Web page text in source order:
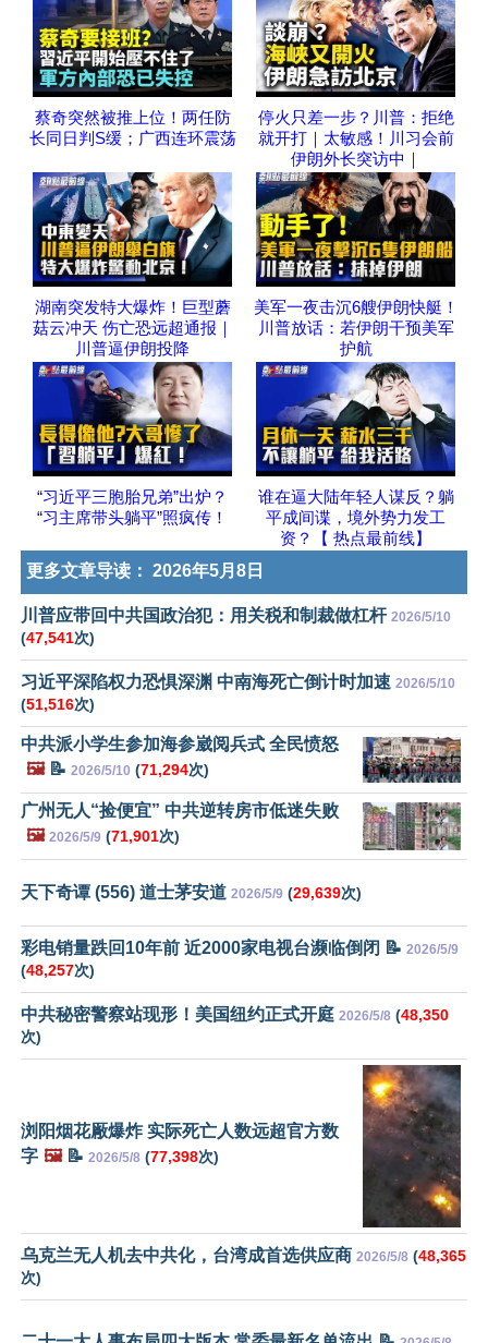
蔡奇突然被推上位！两任防
长同日判S缓；广西连环震荡
停火只差一步？川普：拒绝
就开打｜太敏感！川习会前
伊朗外长突访中｜
湖南突发特大爆炸！巨型蘑
菇云冲天 伤亡恐远超通报｜
川普逼伊朗投降
美军一夜击沉6艘伊朗快艇！
川普放话：若伊朗干预美军
护航
“习近平三胞胎兄弟”出炉？
“习主席带头躺平”照疯传！
谁在逼大陆年轻人谋反？躺
平成间谍，境外势力发工
资？【 热点最前线】
更多文章导读： 2026年5月8日
川普应带回中共国政治犯：用关税和制裁做杠杆 2026/5/10
(47,541次)
习近平深陷权力恐惧深渊 中南海死亡倒计时加速 2026/5/10
(51,516次)
中共派小学生参加海参崴阅兵式 全民愤怒
🖼️📝 2026/5/10 (71,294次)
广州无人“捡便宜” 中共逆转房市低迷失败
🖼️ 2026/5/9 (71,901次)
天下奇谭 (556) 道士茅安道 2026/5/9 (29,639次)
彩电销量跌回10年前 近2000家电视台濒临倒闭 📝 2026/5/9
(48,257次)
中共秘密警察站现形！美国纽约正式开庭 2026/5/8 (48,350
次)
浏阳烟花厰爆炸 实际死亡人数远超官方数
字 🖼️📝 2026/5/8 (77,398次)
乌克兰无人机去中共化，台湾成首选供应商 2026/5/8 (48,365
次)